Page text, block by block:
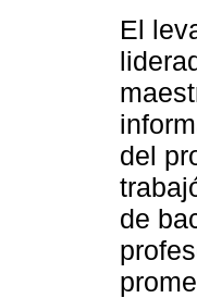
El
del
de